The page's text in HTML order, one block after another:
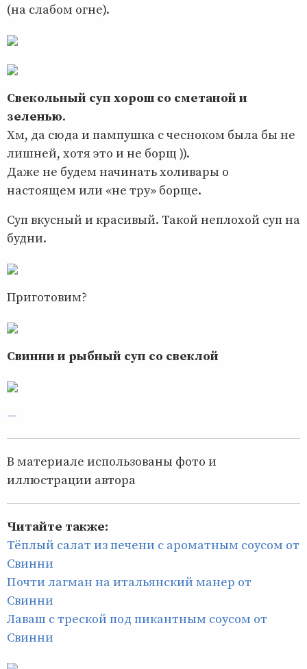
(на слабом огне).
Свекольный суп хорош со сметаной и
зеленью.
Хм, да сюда и пампушка с чесноком была бы не
лишней, хотя это и не борщ )).
Даже не будем начинать холивары о
настоящем или «не тру» борще.
Суп вкусный и красивый. Такой неплохой суп на
будни.
Приготовим?
Свинни и рыбный суп со свеклой
—
В материале использованы фото и
иллюстрации автора
Читайте также:
Тёплый салат из печени с ароматным соусом от
Свинни
Почти лагман на итальянский манер от
Свинни
Лаваш с треской под пикантным соусом от
Свинни